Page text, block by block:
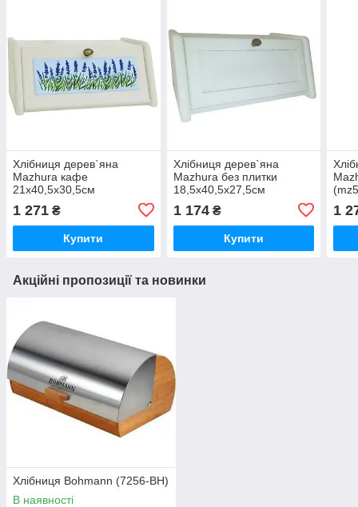
Хлібниця дерев`яна
Mazhura кафе
21x40,5x30,5см
1 271 ₴
Купити
Хлібниця дерев`яна
Mazhura без плитки
18,5x40,5x27,5см
1 174₴
Купити
1
Акційні пропозиції та новинки
Хлібниця Bohmann (7256-BH)
В наявності